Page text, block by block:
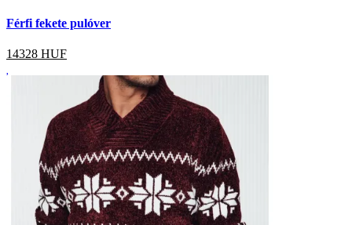
Férfi fekete pulóver
14328 HUF